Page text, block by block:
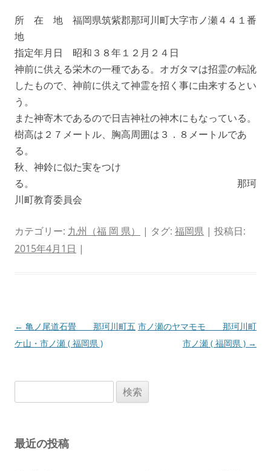
所 在 地 福岡県筑紫郡那珂川町大字市ノ瀬４４１番
地
指定年月日 昭和３８年１２月２４日
神前に供える栄木の一種である。オガタマは招霊の転訛
したもので、神前に供えて神霊を招く事に由来するとい
う。
また神寄木であるので日吉神社の神木にもなっている。
樹高は２７メートル、胸高周囲は３．８メートルであ
る。
秋、神鈴に似た実をつけ
る。 那珂
川町教育委員会
カテゴリー: 九州（福 岡 県） | タグ: 福岡県 | 投稿日:
2015年4月1日 |
投
稿
ョ
← 亀ノ尾道石畳 那珂川町五
ケ山・市ノ瀬 ( 福岡県 )
市ノ瀬のヤマモモ 那珂川町
市ノ瀬 ( 福岡県 ) →
索:
最近の投稿